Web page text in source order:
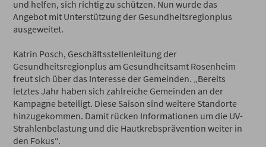
und helfen, sich richtig zu schützen. Nun wurde das
Angebot mit Unterstützung der Gesundheitsregionplus
ausgeweitet.
Katrin Posch, Geschäftsstellenleitung der
Gesundheitsregionplus am Gesundheitsamt Rosenheim
freut sich über das Interesse der Gemeinden. „Bereits
letztes Jahr haben sich zahlreiche Gemeinden an der
Kampagne beteiligt. Diese Saison sind weitere Standorte
hinzugekommen. Damit rücken Informationen um die UV-
Strahlenbelastung und die Hautkrebsprävention weiter in
den Fokus“.